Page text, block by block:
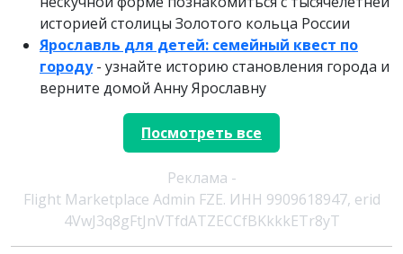
историей столицы Золотого кольца России
Ярославль для детей: семейный квест по
городу- узнайте историю становления города и
верните домой Анну Ярославну
Посмотреть все
Реклама -
Flight Marketplace Admin FZE. ИНН 9909618947, erid
4VwJ3q8gFtJnVTfdATZECCfBKkkkETr8yT